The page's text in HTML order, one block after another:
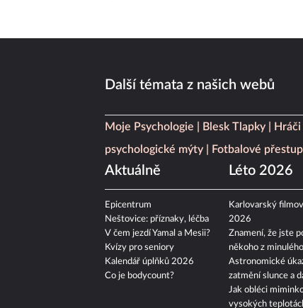
Další témata z našich webů
Moje Psychologie Blesk Tlapky
psychologické mýty
Fotbalové
Aktuálně
Epicentrum
Neštovice: příznaky, léčba
V čem jezdí Yamal a Mesii?
Kvízy pro seniory
Kalendář úplňků 2026
Co je bodycount?
Léto 2026
Karlovarský
2026
Znamení, že jste
někoho z
Astronomické
zatmění slunce a
Jak obléci
vysokých